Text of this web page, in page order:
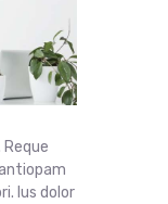
Ius dolor